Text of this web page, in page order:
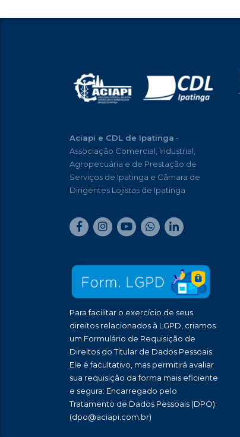
Aciapi e CDL de Ipatinga -
Associação Comercial, Industrial,
Agropecuária e de Prestação de
Serviços de Ipatinga e Câmara de
Dirigentes Lojistas de Ipatinga
Para facilitar o exercício de seus
direitos relacionados à LGPD, criamos
um Formulário de Requisição de
Direitos do Titular de Dados Pessoais.
Ele é facultativo, mas permitirá avaliar
sua requisição da forma mais eficiente
e segura: Encarregado pelo
Tratamento de Dados Pessoais (DPO):
(dpo@aciapi.com.br)